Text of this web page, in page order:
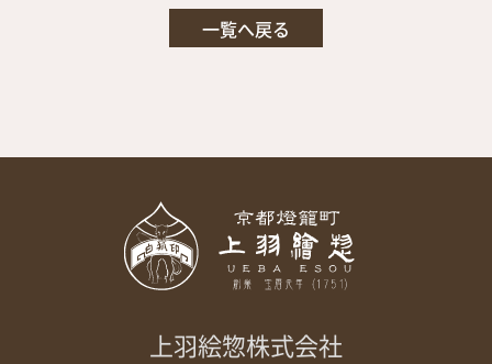
一覧へ戻る
上羽絵惣株式会社